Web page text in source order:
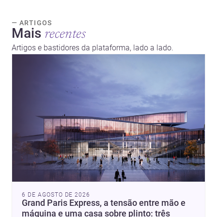
— ARTIGOS
Mais recentes
Artigos e bastidores da plataforma, lado a lado.
6 DE AGOSTO DE 2026
Grand Paris Express, a tensão entre mão e
máquina e uma casa sobre plinto: três